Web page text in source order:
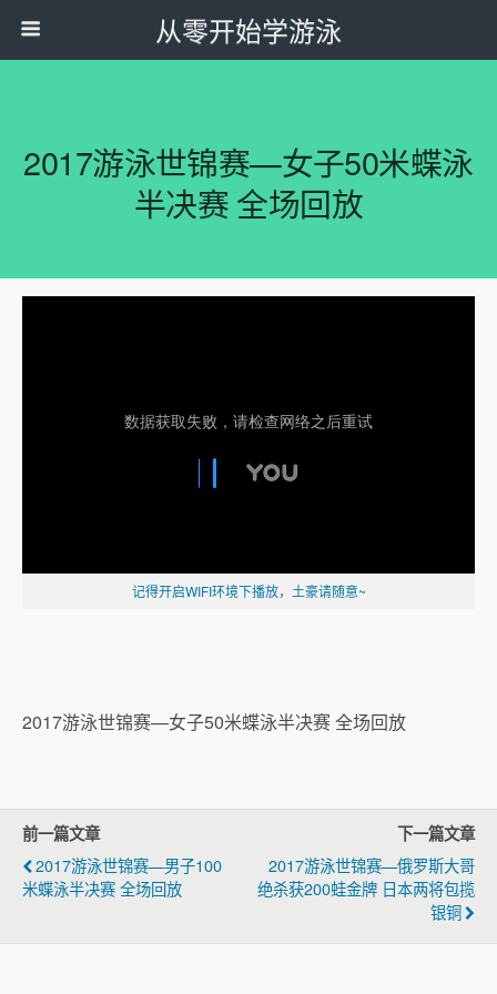
从零开始学游泳
2017游泳世锦赛—女子50米蝶泳
半决赛 全场回放
记得开启WIFI环境下播放，土豪请随意~
2017游泳世锦赛—女子50米蝶泳半决赛 全场回放
前一篇文章
2017游泳世锦赛—男子100
米蝶泳半决赛 全场回放
下一篇文章
2017游泳世锦赛—俄罗斯大哥
绝杀获200蛙金牌 日本两将包揽
银铜